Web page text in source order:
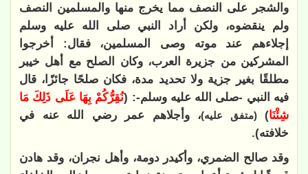
والشجر على النصف مما يخرج منها والمسلمين النصف
ولم ينقضوه، ولكن أراد النبي صلى الله عليه وسلم
إجلاءهم عند موته وصى المسلمين، فقال: أخرجوا
المشركين من جزيرة العرب، وكان الصلح مع أهل خيبر
مطلقًا بغير جزية ولا تحديد مدة، فكان صلحًا جائزًا، قال
فيه النبي -صلى الله عليه وسلم-: (نُقِرُّكُمْ بِهَا عَلَى ذَلِكَ مَا
‌شِئْنَا)(متفق عليه)، وأجلاهم عمر رضي الله عنه في
خلافته).
وقد صالح الضمري، وأكيدر دومة، وأهل نجران، وقد هادن